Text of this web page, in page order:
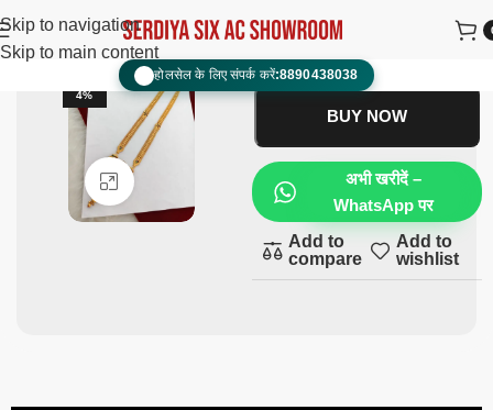
Skip to navigation
Skip to main content
📞 होलसेल के लिए संपर्क करें:8890438038
4%
Click to enlarge
Ranihaar
₹1,600.00
BUY NOW
अभी खरीदें –
WhatsApp पर
Add to
compare
Add to
wishlist